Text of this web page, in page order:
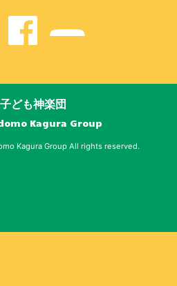
ども神楽団
Kagura Group
Kagura Group All rights reserved.